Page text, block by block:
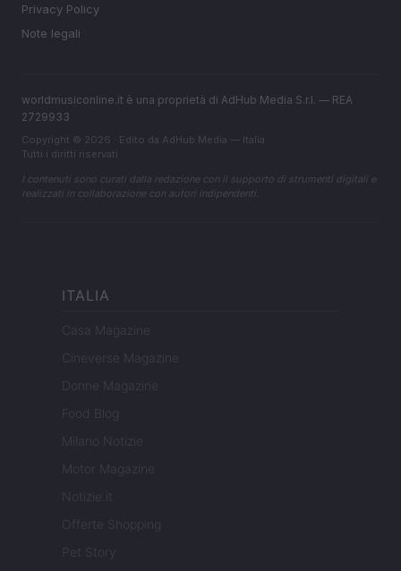
Privacy Policy
Note legali
worldmusiconline.it è una proprietà di AdHub Media S.r.l. — REA
2729933
Copyright © 2026 · Edito da AdHub Media — Italia
Tutti i diritti riservati
I contenuti sono curati dalla redazione con il supporto di strumenti digitali e
realizzati in collaborazione con autori indipendenti.
ITALIA
Casa Magazine
Cineverse Magazine
Donne Magazine
Food Blog
Milano Notizie
Motor Magazine
Notizie.it
Offerte Shopping
Pet Story